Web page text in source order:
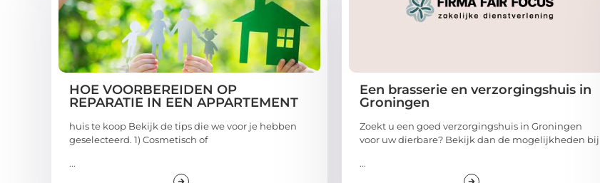
HOE VOORBEREIDEN OP
REPARATIE IN EEN APPARTEMENT
huis te koop Bekijk de tips die we voor je hebben
geselecteerd. 1) Cosmetisch of
...
Een brasserie en verzorgingshuis in
Groningen
Zoekt u een goed verzorgingshuis in Groningen
voor uw dierbare? Bekijk dan de mogelijkheden bij
...